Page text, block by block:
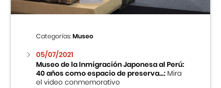
Categorías:Museo
05/07/2021
Museo de la Inmigración Japonesa al Perú:
40 años como espacio de preserva...:Mira
el video conmemorativo